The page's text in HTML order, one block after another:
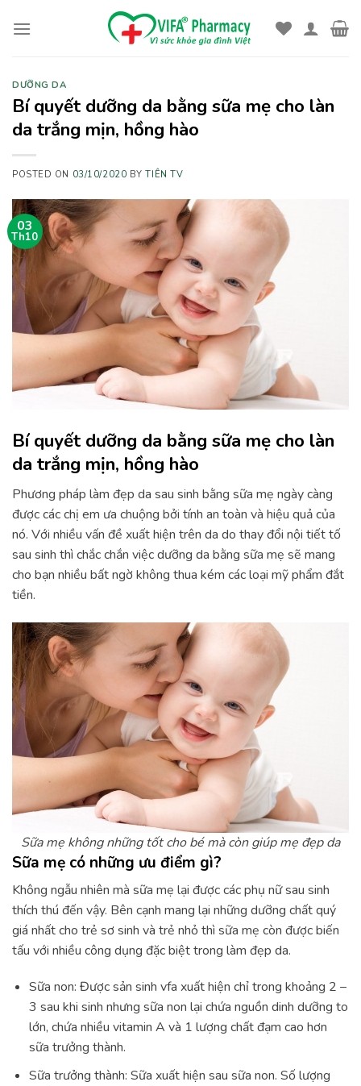
DƯỠNG DA
Bí quyết dưỡng da bằng sữa mẹ cho làn
da trắng mịn, hồng hào
POSTED ON 03/10/2020 BYTIÊN TV
03
Th10
Bí quyết dưỡng da bằng sữa mẹ cho làn
da trắng mịn, hồng hào
Phương pháp làm đẹp da sau sinh bằng sữa mẹ ngày càng
được các chị em ưa chuộng bởi tính an toàn và hiệu quả của
nó. Với nhiều vấn đề xuất hiện trên da do thay đổi nội tiết tố
sau sinh thì chắc chắn việc dưỡng da bằng sữa mẹ sẽ mang
cho bạn nhiều bất ngờ không thua kém các loại mỹ phẩm đắt
tiền.
Sữa mẹ không những tốt cho bé mà còn giúp mẹ đẹp da
Sữa mẹ có những ưu điểm gì?
Không ngẫu nhiên mà sữa mẹ lại được các phụ nữ sau sinh
thích thú đến vậy. Bên cạnh mang lại những dưỡng chất quý
giá nhất cho trẻ sơ sinh và trẻ nhỏ thì sữa mẹ còn được biến
tấu với nhiều công dụng đặc biệt trong làm đẹp da.
Sữa non: Được sản sinh vfa xuất hiện chỉ trong khoảng 2 –
3 sau khi sinh nhưng sữa non lại chứa nguồn dinh dưỡng to
lớn, chứa nhiều vitamin A và 1 lượng chất đạm cao hơn
sữa trưởng thành.
Sữa trưởng thành: Sữa xuất hiện sau sữa non. Số lượng